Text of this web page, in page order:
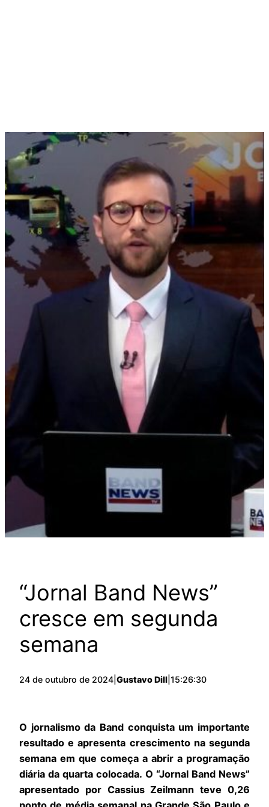
“Jornal Band News”
cresce em segunda
semana
24 de outubro de 2024 Gustavo Dill 15:26:30
O jornalismo da Band conquista um importante
resultado e apresenta crescimento na segunda
semana em que começa a abrir a programação
diária da quarta colocada. O “Jornal Band News”
apresentado por Cassius Zeilmann teve 0,26